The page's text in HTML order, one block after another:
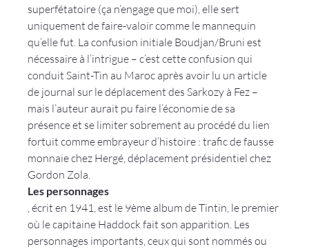
superfétatoire (ça n’engage que moi), elle sert
uniquement de faire-valoir comme le mannequin
qu’elle fut. La confusion initiale Boudjan/Bruni est
nécessaire à l’intrigue – c’est cette confusion qui
conduit Saint-Tin au Maroc après avoir lu un article
de journal sur le déplacement des Sarkozy à Fez –
mais l’auteur aurait pu faire l’économie de sa
présence et se limiter sobrement au procédé du lien
fortuit comme embrayeur d’histoire : trafic de fausse
monnaie chez Hergé, déplacement présidentiel chez
Gordon Zola.
Les personnages
, écrit en 1941, est le 9ème album de Tintin, le premier
où le capitaine Haddock fait son apparition. Les
personnages importants, ceux qui sont nommés ou